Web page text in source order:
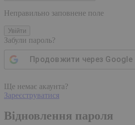
Неправильно заповнене поле
Увійти
Забули пароль?
Продовжити через Google
Ще немає акаунта?
Зареєструватися
Відновлення пароля